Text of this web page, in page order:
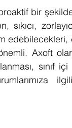
bir
sıkıcı,
Axoft
sınıf